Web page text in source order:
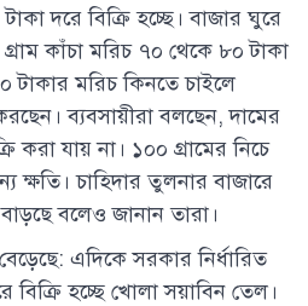
দরে বিক্রি হচ্ছে। বাজার ঘুরে
কাঁচা মরিচ ৭০ থেকে ৮০ টাকা
টাকার মরিচ কিনতে চাইলে
ব্যবসায়ীরা বলছেন, দামের
করা যায় না। ১০০ গ্রামের নিচে
ক্ষতি। চাহিদার তুলনার বাজারে
বলেও জানান তারা।
এদিকে সরকার নির্ধারিত
বিক্রি হচ্ছে খোলা সয়াবিন তেল।